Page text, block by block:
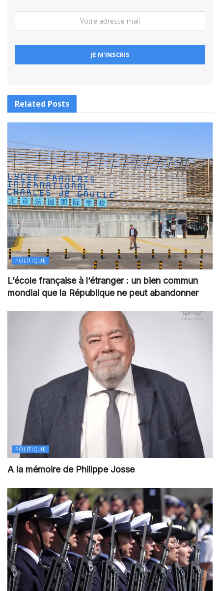
Related Posts
POLITIQUE
L’école française à l’étranger : un bien commun
mondial que la République ne peut abandonner
POLITIQUE
A la mémoire de Philippe Josse